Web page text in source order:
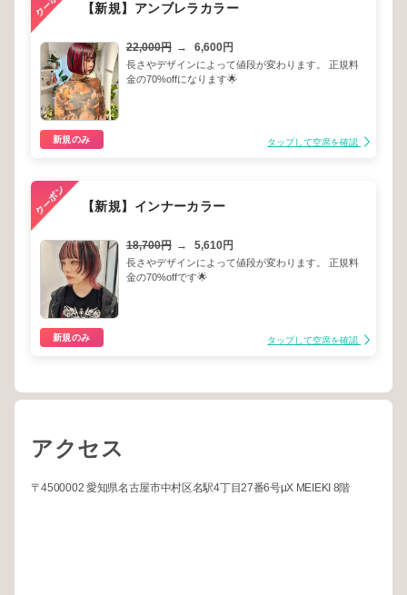
【新規】アンブレラカラー
22,000円 → 6,600円
長さやデザインによって値段が変わります。 正規料
金の70%offになります🌟
新規のみ タップして空席を確認
【新規】インナーカラー
18,700円 → 5,610円
長さやデザインによって値段が変わります。 正規料
金の70%offです🌟
新規のみ タップして空席を確認
アクセス
〒4500002 愛知県名古屋市中村区名駅4丁目27番6号μX MEIEKI 8階